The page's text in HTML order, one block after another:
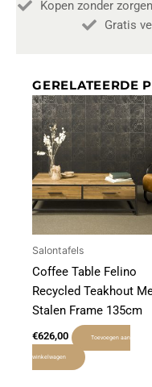
Kopen zonder zorgen
Gratis
GERELATEERDE
Salontafels
Coffee Table Felino
Recycled Teakhout
Stalen Frame 135cm
€626,00 Toevoegen aan
winkelwagen